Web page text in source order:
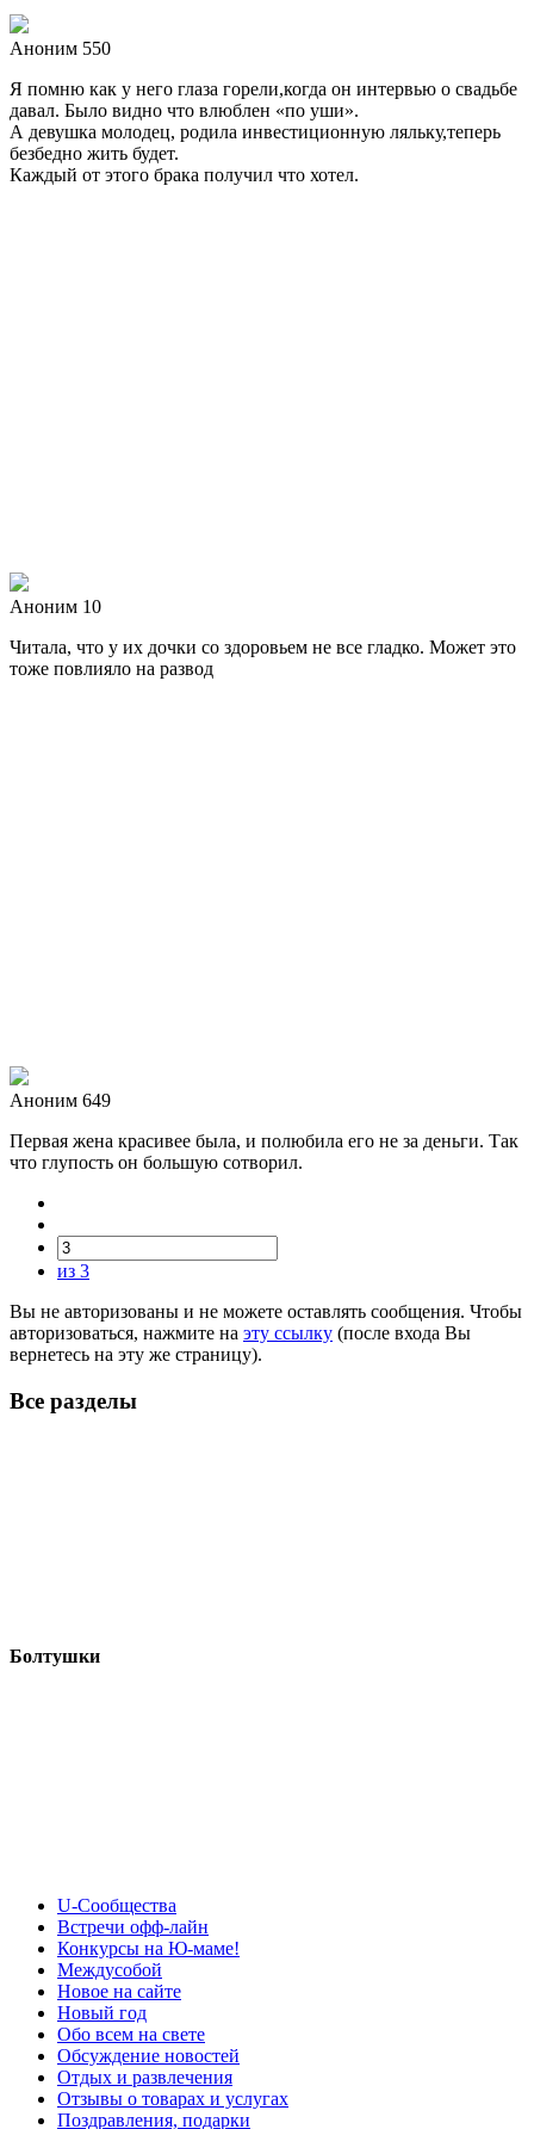
Аноним 550
Я помню как у него глаза горели,когда он интервью о свадьбе
давал. Было видно что влюблен «по уши».
А девушка молодец, родила инвестиционную ляльку,теперь
безбедно жить будет.
Каждый от этого брака получил что хотел.
Аноним 10
Читала, что у их дочки со здоровьем не все гладко. Может это
тоже повлияло на развод
Аноним 649
Первая жена красивее была, и полюбила его не за деньги. Так
что глупость он большую сотворил.
из 3
Вы не авторизованы и не можете оставлять сообщения. Чтобы
авторизоваться, нажмите на эту ссылку (после входа Вы
вернетесь на эту же страницу).
Все разделы
Болтушки
U-Сообщества
Встречи офф-лайн
Конкурсы на Ю-маме!
Междусобой
Новое на сайте
Новый год
Обо всем на свете
Обсуждение новостей
Отдых и развлечения
Отзывы о товарах и услугах
Поздравления, подарки